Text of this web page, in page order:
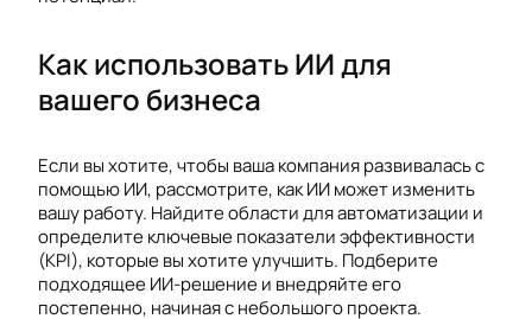
Как использовать ИИ для
вашего бизнеса
Если вы хотите, чтобы ваша компания развивалась с
помощью ИИ, рассмотрите, как ИИ может изменить
вашу работу. Найдите области для автоматизации и
определите ключевые показатели эффективности
(KPI), которые вы хотите улучшить. Подберите
подходящее ИИ-решение и внедряйте его
постепенно, начиная с небольшого проекта.